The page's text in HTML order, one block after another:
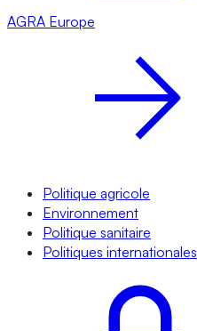
AGRA Europe
Politique agricole
Environnement
Politique sanitaire
Politiques internationales